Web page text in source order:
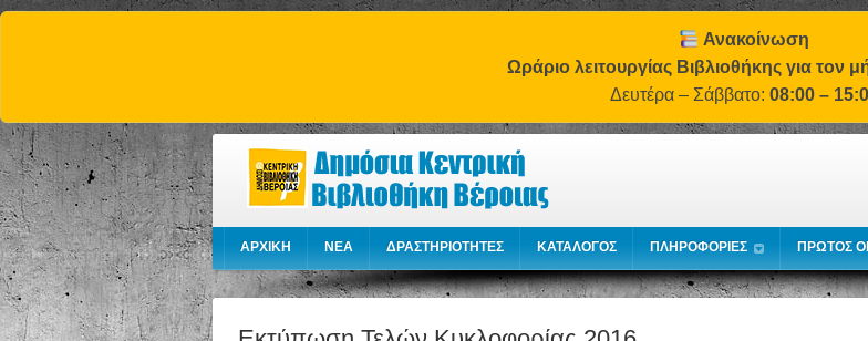
Ανακοίνωση
Ωράριο λειτουργίας Βιβλιοθήκης για τον
Δευτέρα – Σάββατο: 08:00 –
ΑΡΧΙΚΗ NEA ΔΡΑΣΤΗΡΙΟΤΗΤΕΣ ΚΑΤΑΛΟΓΟΣ ΠΛΗΡΟΦΟΡΙΕΣ ΠΡΩΤΟΣ